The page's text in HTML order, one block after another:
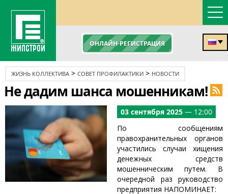
ОНЛАЙН-РЕГИСТРАЦИЯ
ЖИЗНЬ КОЛЛЕКТИВА > СОВЕТ ПРОФИЛАКТИКИ > НОВОСТИ
Не дадим шанса мошенникам!
03 сентября 2025 — 12:00
По сообщениям
правохранительных органов
участились случаи хищения
денежных средств
мошенническим путем. В
очередной раз руководство
предприятия НАПОМИНАЕТ: